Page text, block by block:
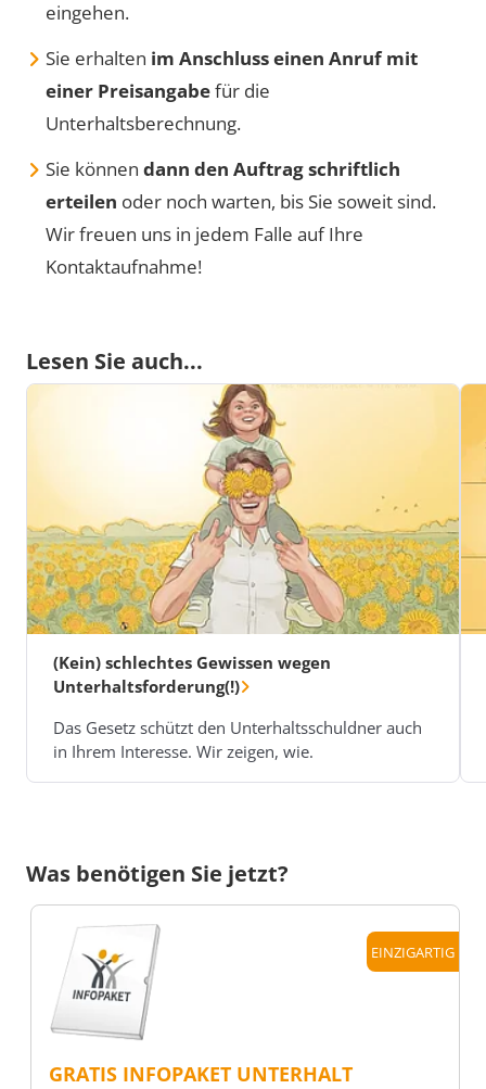
eingehen.
Sie erhalten im Anschluss einen Anruf mit
einer Preisangabefür die
Unterhaltsberechnung.
Sie können dann den Auftrag schriftlich
erteilen oder noch warten, bis Sie soweit sind.
Wir freuen uns in jedem Falle auf Ihre
Kontaktaufnahme!
Lesen Sie auch...
(Kein) schlechtes Gewissen wegen
Unterhaltsforderung(!)
Das Gesetz schützt den Unterhaltsschuldner auch
in Ihrem Interesse. Wir zeigen, wie.
Was benötigen Sie jetzt?
EINZIGARTIG
GRATIS INFOPAKET UNTERHALT